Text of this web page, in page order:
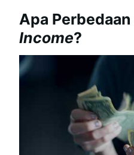
Apa Perbedaan
Income?